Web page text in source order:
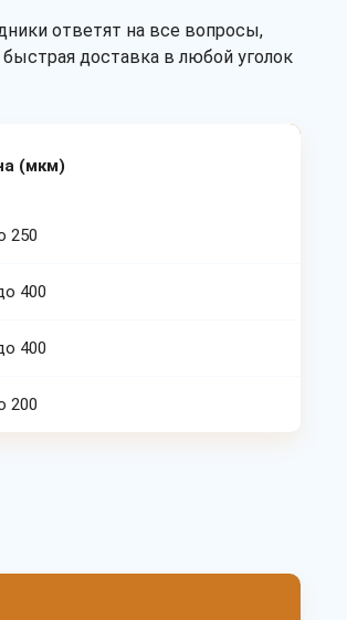
ответят на все вопросы,
доставка в любой уголок
(мкм)
250
400
400
200